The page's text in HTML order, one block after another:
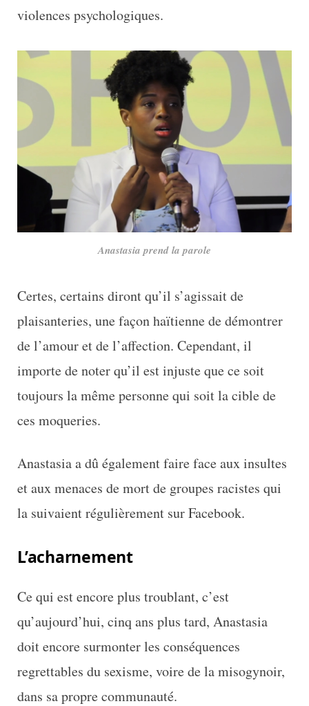
violences psychologiques.
Anastasia prend la parole
Certes, certains diront qu’il s’agissait de
plaisanteries, une façon haïtienne de démontrer
de l’amour et de l’affection. Cependant, il
importe de noter qu’il est injuste que ce soit
toujours la même personne qui soit la cible de
ces moqueries.
Anastasia a dû également faire face aux insultes
et aux menaces de mort de groupes racistes qui
la suivaient régulièrement sur Facebook.
L’acharnement
Ce qui est encore plus troublant, c’est
qu’aujourd’hui, cinq ans plus tard, Anastasia
doit encore surmonter les conséquences
regrettables du sexisme, voire de la misogynoir,
dans sa propre communauté.